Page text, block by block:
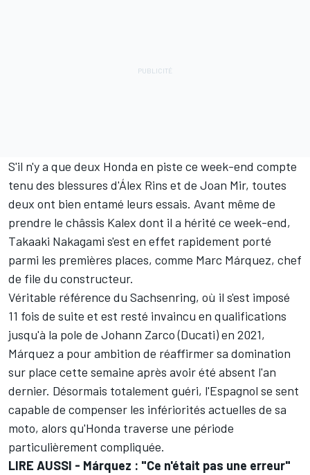
S'il n'y a que deux Honda en piste ce week-end compte
tenu des blessures d'Álex Rins et de Joan Mir, toutes
deux ont bien entamé leurs essais. Avant même de
prendre le châssis Kalex dont il a hérité ce week-end,
Takaaki Nakagami s'est en effet rapidement porté
parmi les premières places, comme Marc Márquez, chef
de file du constructeur.
Véritable référence du Sachsenring, où il s'est imposé
11 fois de suite et est resté invaincu en qualifications
jusqu'à la pole de Johann Zarco(Ducati) en 2021,
Márquez a pour ambition de réaffirmer sa domination
sur place cette semaine après avoir été absent l'an
dernier. Désormais totalement guéri, l'Espagnol se sent
capable de compenser les infériorités actuelles de sa
moto, alors qu'Honda traverse une période
particulièrement compliquée.
LIRE AUSSI - Márquez : "Ce n'était pas une erreur"